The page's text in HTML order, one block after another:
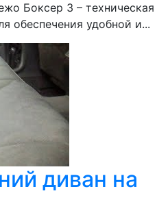
Боксер 3 – техническая
обеспечения удобной и...
диван на